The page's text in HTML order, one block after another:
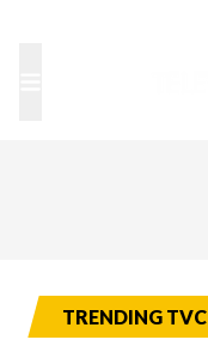
TRENDING TVC